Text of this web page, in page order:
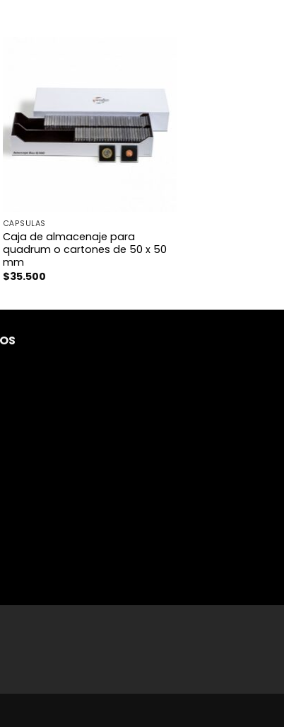
CÁPSULAS
Caja de almacenaje para
quadrum o cartones de 50 x 50
mm
$35.500